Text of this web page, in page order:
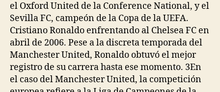
el Oxford United de la Conference National, y el
Sevilla FC, campeón de la Copa de la UEFA.
Cristiano Ronaldo enfrentando al Chelsea FC en
abril de 2006. Pese a la discreta temporada del
Manchester United, Ronaldo obtuvó el mejor
registro de su carrera hasta ese momento. 3En
el caso del Manchester United, la competición